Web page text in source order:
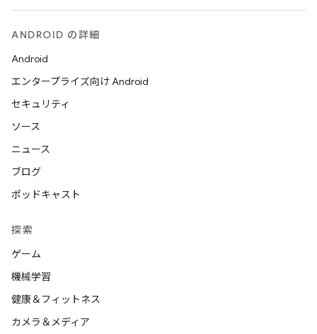
ANDROID の詳細
Android
エンタープライズ向け Android
セキュリティ
ソース
ニュース
ブログ
ポッドキャスト
探索
ゲーム
機械学習
健康＆フィットネス
カメラ＆メディア